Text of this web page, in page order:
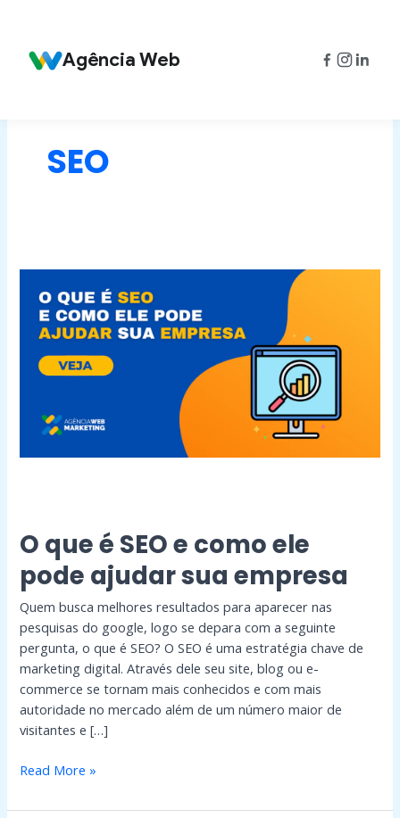
conteúdo Agência Web
SEO
O que é SEO e como ele
pode ajudar sua empresa
Quem busca melhores resultados para aparecer nas
pesquisas do google, logo se depara com a seguinte
pergunta, o que é SEO? O SEO é uma estratégia chave de
marketing digital. Através dele seu site, blog ou e-
commerce se tornam mais conhecidos e com mais
autoridade no mercado além de um número maior de
visitantes e […]
que
SEO
como
ajudar
empresa
Read More »
post